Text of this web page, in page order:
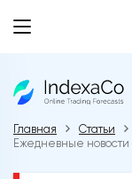
Главная
Статьи
Ежедневные новости